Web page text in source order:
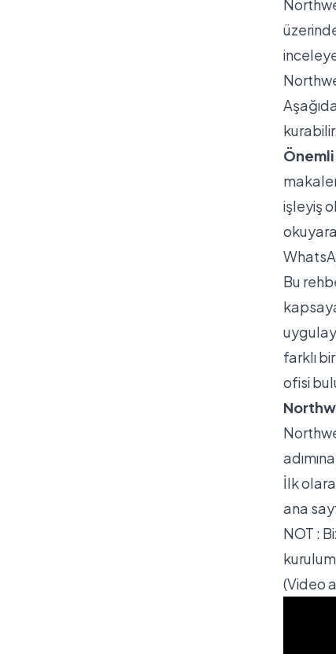
işleyiş
Bu
farklı
ofisi
İlk
ana
NOT :
(Video